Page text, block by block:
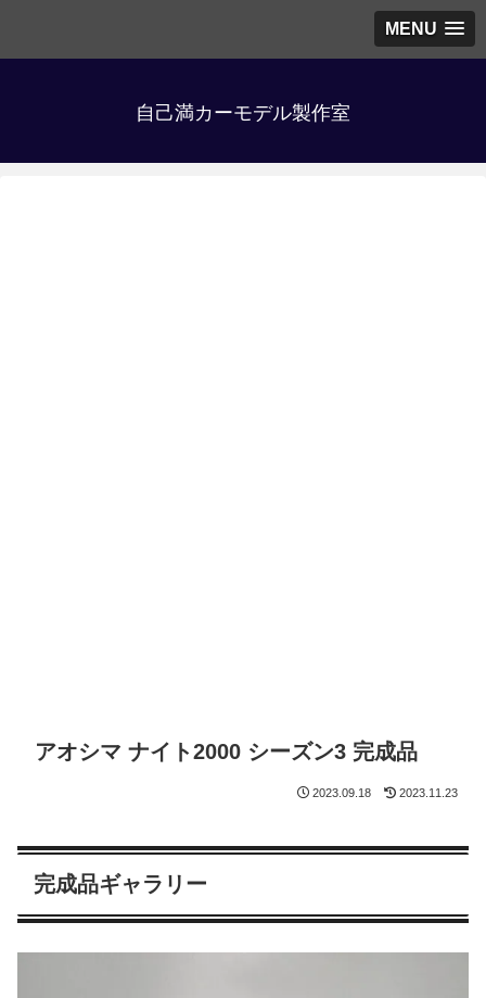
MENU
自己満カーモデル製作室
アオシマ ナイト2000 シーズン3 完成品
2023.09.18 2023.11.23
完成品ギャラリー